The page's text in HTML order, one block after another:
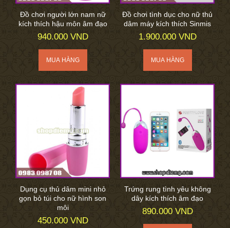
Đồ chơi người lớn nam nữ
kích thích hậu môn âm đạo
940.000 VND
Đồ chơi tình dục cho nữ thủ
dâm máy kích thích Sinmis
1.900.000 VND
Dụng cụ thủ dâm mini nhỏ
gọn bỏ túi cho nữ hình son
môi
450.000 VND
Trứng rung tình yêu không
dây kích thích âm đạo
890.000 VND